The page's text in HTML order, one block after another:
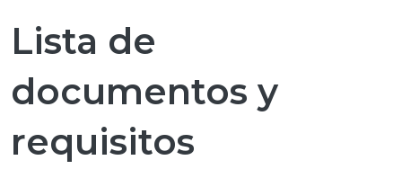
Lista de
documentos y
requisitos